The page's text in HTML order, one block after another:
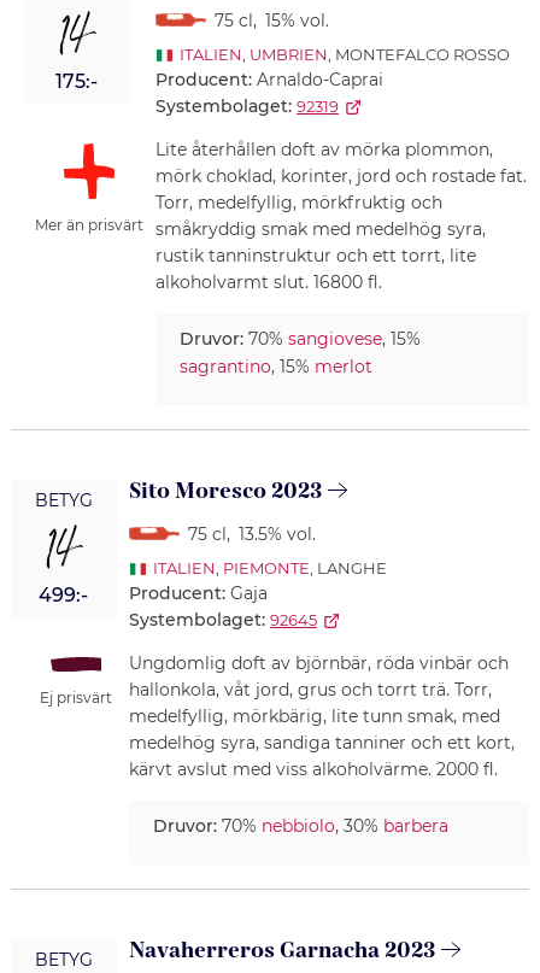
14
175:-
Mer än prisvärt
75 cl , 15% vol.
ITALIEN, UMBRIEN, MONTEFALCO ROSSO
Producent: Arnaldo-Caprai
Systembolaget: 92319
Lite återhållen doft av mörka plommon,
mörk choklad, korinter, jord och rostade fat.
Torr, medelfyllig, mörkfruktig och
småkryddig smak med medelhög syra,
rustik tanninstruktur och ett torrt, lite
alkoholvarmt slut. 16800 fl.
Druvor:70% sangiovese, 15%
sagrantino, 15% merlot
BETYG
14
499:-
Ej prisvärt
Sito Moresco 2023
75 cl , 13.5% vol.
ITALIEN, PIEMONTE, LANGHE
Producent: Gaja
Systembolaget: 92645
Ungdomlig doft av björnbär, röda vinbär och
hallonkola, våt jord, grus och torrt trä. Torr,
medelfyllig, mörkbärig, lite tunn smak, med
medelhög syra, sandiga tanniner och ett kort,
kärvt avslut med viss alkoholvärme. 2000 fl.
Druvor:70% nebbiolo, 30% barbera
BETYG Navaherreros Garnacha 2023